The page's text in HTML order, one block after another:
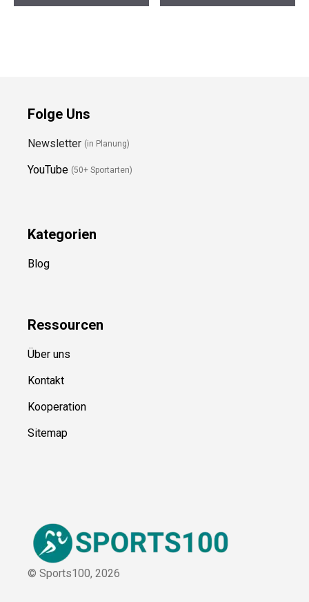
Folge Uns
Newsletter (in Planung)
YouTube (50+ Sportarten)
Kategorien
Blog
Ressourcen
Über uns
Kontakt
Kooperation
Sitemap
© Sports100, 2026